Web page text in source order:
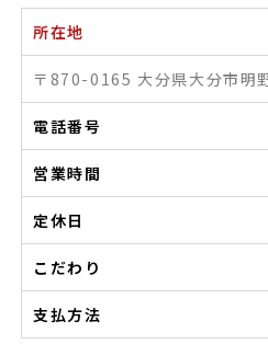
所在地
〒870-0165 大分県大分市明
電話番号
営業時間
定休日
こだわり
支払方法